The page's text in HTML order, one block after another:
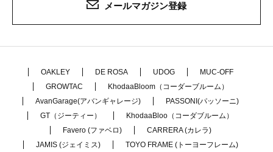
メールマガジン登録
OAKLEY DE ROSA UDOG
MUC-OFF
GROWTAC
KhodaaBloom（コーダーブルーム）
AvanGarage(アバンギャレージ)
PASSONI(パッソーニ)
GT（ジーティー）
KhodaaBloo（コーダブルーム）
Favero (ファベロ)
CARRERA (カレラ)
JAMIS (ジェイミス)
TOYO FRAME (トーヨーフレーム)